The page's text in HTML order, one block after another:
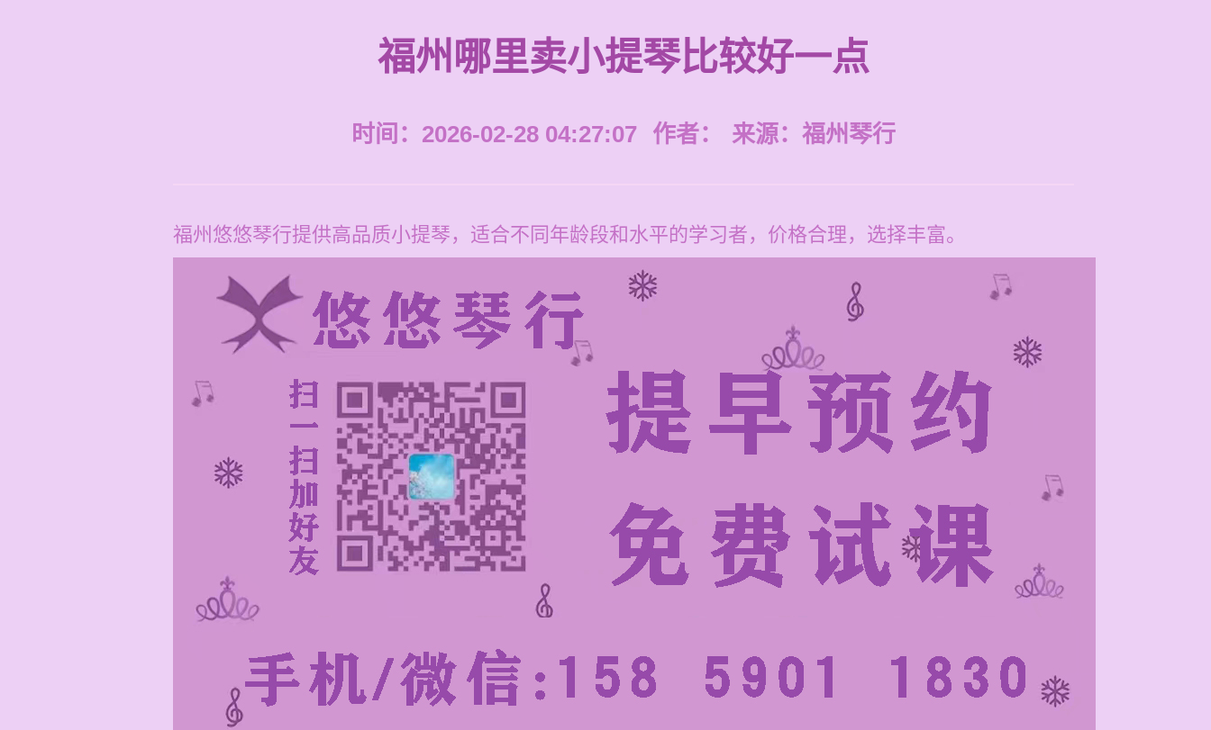
福州哪里卖小提琴比较好一点
时间：2026-02-28 04:27:07 作者： 来源： 福州琴行
福州悠悠琴行提供高品质小提琴，适合不同年龄段和水平的学习者，价格合理，选择丰富。